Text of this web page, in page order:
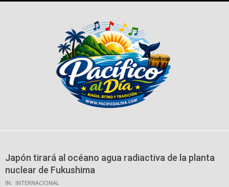
Japón tirará al océano agua radiactiva de la planta
nuclear de Fukushima
IN: INTERNACIONAL